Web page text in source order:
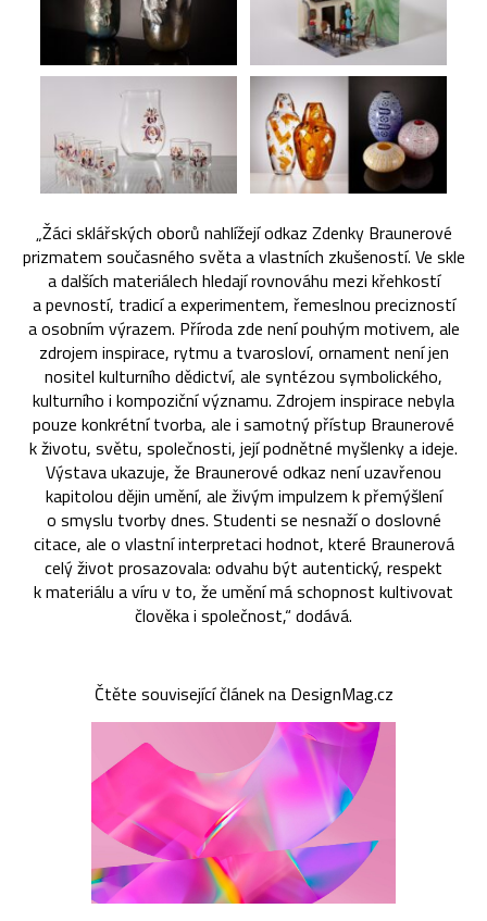
„Žáci sklářských oborů nahlížejí odkaz Zdenky Braunerové
prizmatem současného světa a vlastních zkušeností. Ve skle
a dalších materiálech hledají rovnováhu mezi křehkostí
a pevností, tradicí a experimentem, řemeslnou precizností
a osobním výrazem. Příroda zde není pouhým motivem, ale
zdrojem inspirace, rytmu a tvarosloví, ornament není jen
nositel kulturního dědictví, ale syntézou symbolického,
kulturního i kompoziční významu. Zdrojem inspirace nebyla
pouze konkrétní tvorba, ale i samotný přístup Braunerové
k životu, světu, společnosti, její podnětné myšlenky a ideje.
Výstava ukazuje, že Braunerové odkaz není uzavřenou
kapitolou dějin umění, ale živým impulzem k přemýšlení
o smyslu tvorby dnes. Studenti se nesnaží o doslovné
citace, ale o vlastní interpretaci hodnot, které Braunerová
celý život prosazovala: odvahu být autentický, respekt
k materiálu a víru v to, že umění má schopnost kultivovat
člověka i společnost,“ dodává.
Čtěte související článek na DesignMag.cz